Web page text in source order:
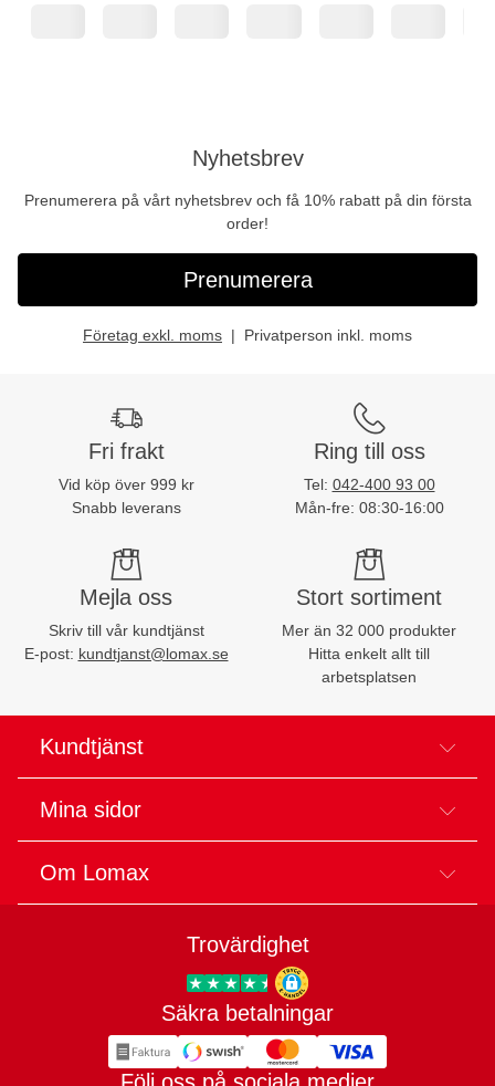
Nyhetsbrev
Prenumerera på vårt nyhetsbrev och få 10% rabatt på din första
order!
Prenumerera
Företag exkl. moms Privatperson inkl. moms
Fri frakt
Vid köp över 999 kr
Snabb leverans
Ring till oss
Tel: 042-400 93 00
Mån-fre: 08:30-16:00
Mejla oss
Skriv till vår kundtjänst
E-post: kundtjanst@lomax.se
Stort sortiment
Mer än 32 000 produkter
Hitta enkelt allt till
arbetsplatsen
Kundtjänst
Mina sidor
Om Lomax
Trovärdighet
Trygg E-handel
Säkra betalningar